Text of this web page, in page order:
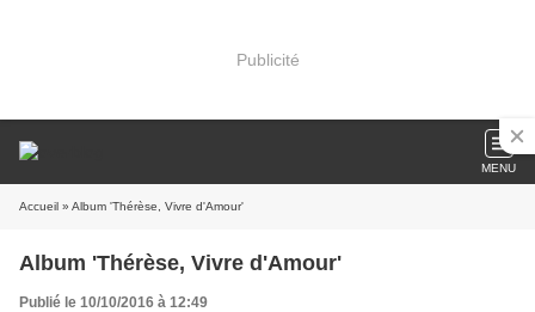
Publicité
MENU
Accueil » Album 'Thérèse, Vivre d'Amour'
Album 'Thérèse, Vivre d'Amour'
Publié le 10/10/2016 à 12:49